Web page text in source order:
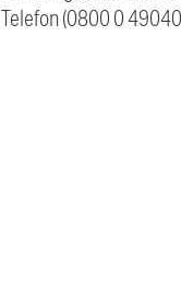
Telefon (0800 0